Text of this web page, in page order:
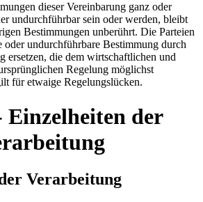
dieser Vereinbarung ganz oder
undurchführbar sein oder werden, bleibt
Bestimmungen unberührt. Die Parteien
undurchführbare Bestimmung durch
ersetzen, die dem wirtschaftlichen und
Regelung möglichst
für etwaige Regelungslücken.
Einzelheiten der
Verarbeitung